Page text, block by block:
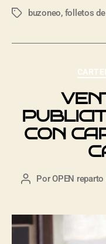
buzoneo, folletos
CON
PorOPEN